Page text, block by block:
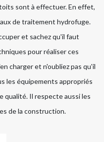
sont à effectuer. En effet,
de traitement hydrofuge.
et sachez qu'il faut
pour réaliser ces
charger et n'oubliez pas qu'il
les équipements appropriés
qualité. Il respecte aussi les
de la construction.